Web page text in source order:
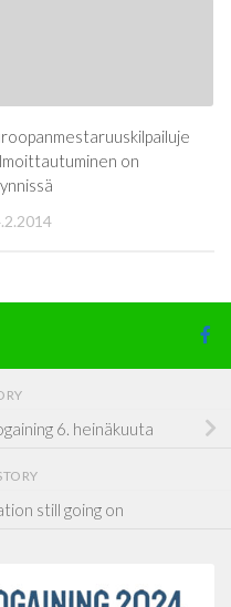
on
6. heinäkuuta
still going on